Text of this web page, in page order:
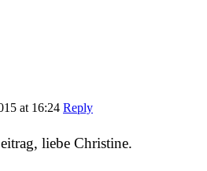
at 16:24 Reply
liebe Christine.